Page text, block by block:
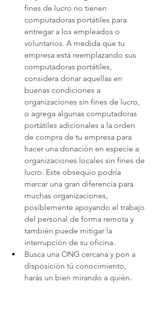
fines de lucro no tienen
computadoras portátiles para
entregar a los empleados o
voluntarios. A medida que tu
empresa está reemplazando sus
computadoras portátiles,
considera donar aquellas en
buenas condiciones a
organizaciones sin fines de lucro,
o agrega algunas computadoras
portátiles adicionales a la orden
de compra de tu empresa para
hacer una donación en especie a
organizaciones locales sin fines de
lucro. Este obsequio podría
marcar una gran diferencia para
muchas organizaciones,
posiblemente apoyando el trabajo
del personal de forma remota y
también puede mitigar la
interrupción de su oficina.
Busca una ONG cercana y pon a
disposición tú conocimiento,
harás un bien mirando a quién.